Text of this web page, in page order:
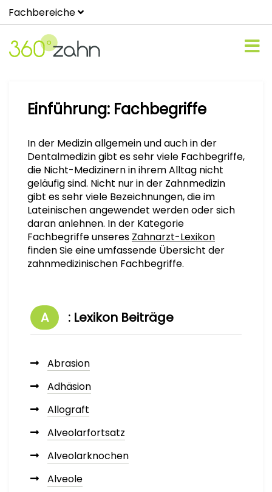
Fachbereiche
Einführung: Fachbegriffe
In der Medizin allgemein und auch in der
Dentalmedizin gibt es sehr viele Fachbegriffe,
die Nicht-Medizinern in ihrem Alltag nicht
geläufig sind. Nicht nur in der Zahnmedizin
gibt es sehr viele Bezeichnungen, die im
Lateinischen angewendet werden oder sich
daran anlehnen. In der Kategorie
Fachbegriffe unseres Zahnarzt-Lexikon
finden Sie eine umfassende Übersicht der
zahnmedizinischen Fachbegriffe.
A : Lexikon Beiträge
Abrasion
Adhäsion
Allograft
Alveolarfortsatz
Alveolarknochen
Alveole